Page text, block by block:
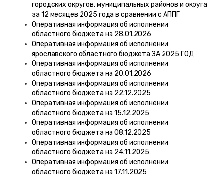
городских округов, муниципальных районов и округа
за 12 месяцев 2025 года в сравнении с АППГ
Оперативная информация об исполнении
областного бюджета на 28.01.2026
Оперативная информация об исполнении
ярославского областного бюджета ЗА 2025 ГОД
Оперативная информация об исполнении
областного бюджета на 20.01.2026
Оперативная информация об исполнении
областного бюджета на 22.12.2025
Оперативная информация об исполнении
областного бюджета на 15.12.2025
Оперативная информация об исполнении
областного бюджета на 08.12.2025
Оперативная информация об исполнении
областного бюджета на 24.11.2025
Оперативная информация об исполнении
областного бюджета на 17.11.2025